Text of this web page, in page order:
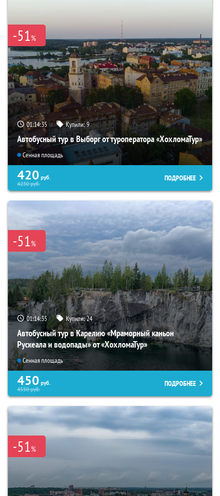
-51%
01:14:34 Купили:9
Автобусный тур в Выборг от туроператора «ХохломаТур»
Сенная площадь
420 руб.
4230руб.
ПОДРОБНЕЕ
-51%
01:14:34 Купили:24
Автобусный тур в Карелию «Мраморный каньон
Рускеала и водопады» от «ХохломаТур»
Сенная площадь
450 руб.
4550руб.
ПОДРОБНЕЕ
-51%